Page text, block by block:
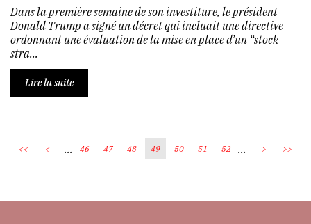
Dans la première semaine de son investiture, le président
Donald Trump a signé un décret qui incluait une directive
ordonnant une évaluation de la mise en place d’un “stock
stra...
Lire la suite
<< < ... 46 47 48 49 50 51 52 ... > >>